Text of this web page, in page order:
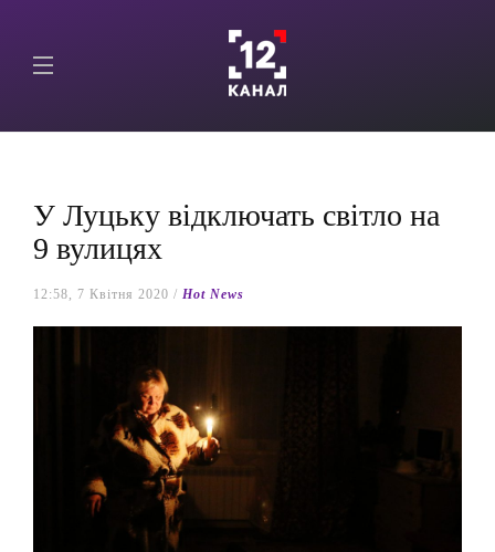
У Луцьку відключать світло на
9 вулицях
12:58, 7 Квітня 2020 / Hot News